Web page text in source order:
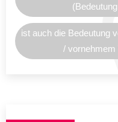
ist auch die Bedeutung
/ vornehmem